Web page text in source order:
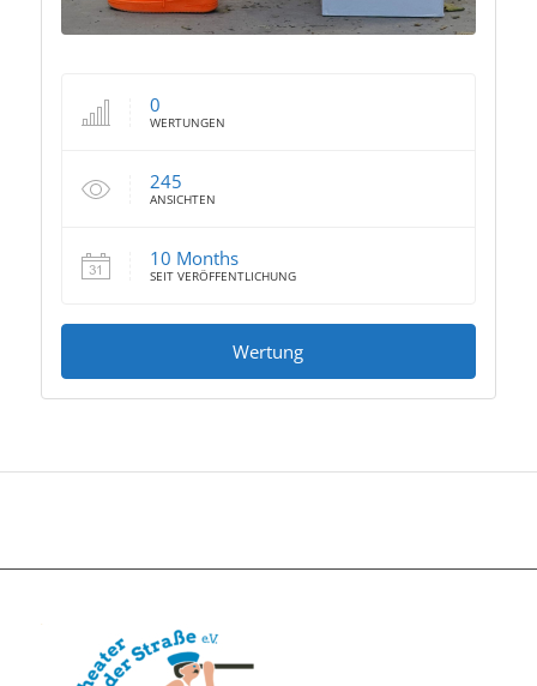
0
WERTUNGEN
245
ANSICHTEN
10 Months
SEIT VERÖFFENTLICHUNG
Wertung